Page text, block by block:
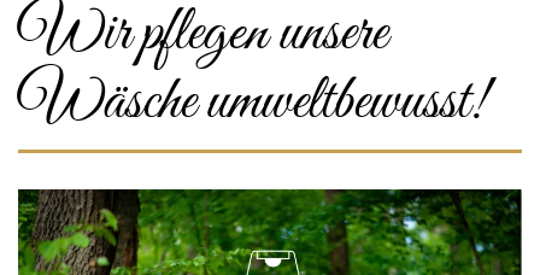
Wir pflegen unsere
Wäsche umweltbewusst!